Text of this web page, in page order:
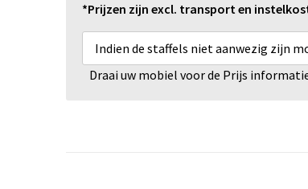
*Prijzen zijn excl. transport en
Indien de staffels niet aanwezig zijn
Draai uw mobiel voor de Prijs